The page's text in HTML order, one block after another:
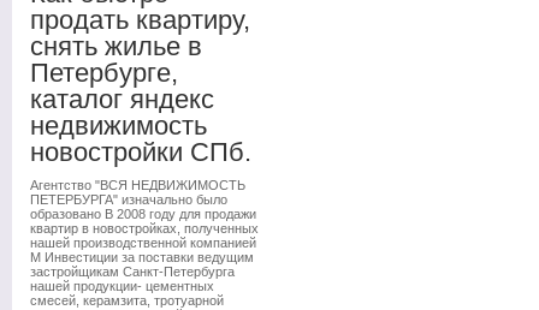
продать квартиру,
снять жилье в
Петербурге,
каталог яндекс
недвижимость
новостройки СПб.
Агентство "ВСЯ НЕДВИЖИМОСТЬ
ПЕТЕРБУРГА" изначально было
образовано В 2008 году для продажи
квартир в новостройках, полученных
нашей производственной компанией
М Инвестиции за поставки ведущим
застройщикам Санкт-Петербурга
нашей продукции- цементных
смесей, керамзита, тротуарной